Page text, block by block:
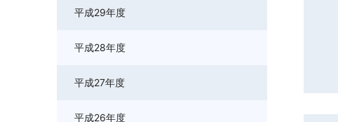
平成29年度
平成28年度
平成27年度
平成26年度